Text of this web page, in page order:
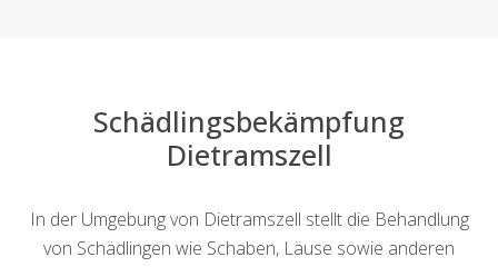
Schädlingsbekämpfung
Dietramszell
In der Umgebung von Dietramszell stellt die Behandlung
von Schädlingen wie Schaben, Läuse sowie anderen